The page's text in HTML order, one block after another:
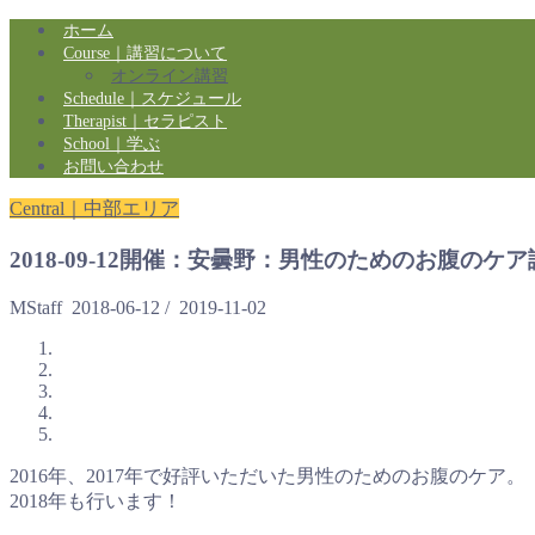
ホーム
Course｜講習について
オンライン講習
Schedule｜スケジュール
Therapist｜セラピスト
School｜学ぶ
お問い合わせ
Central｜中部エリア
2018-09-12開催：安曇野：男性のためのお腹のケア
MStaff 2018-06-12 / 2019-11-02
2016年、2017年で好評いただいた男性のためのお腹のケア。
2018年も行います！